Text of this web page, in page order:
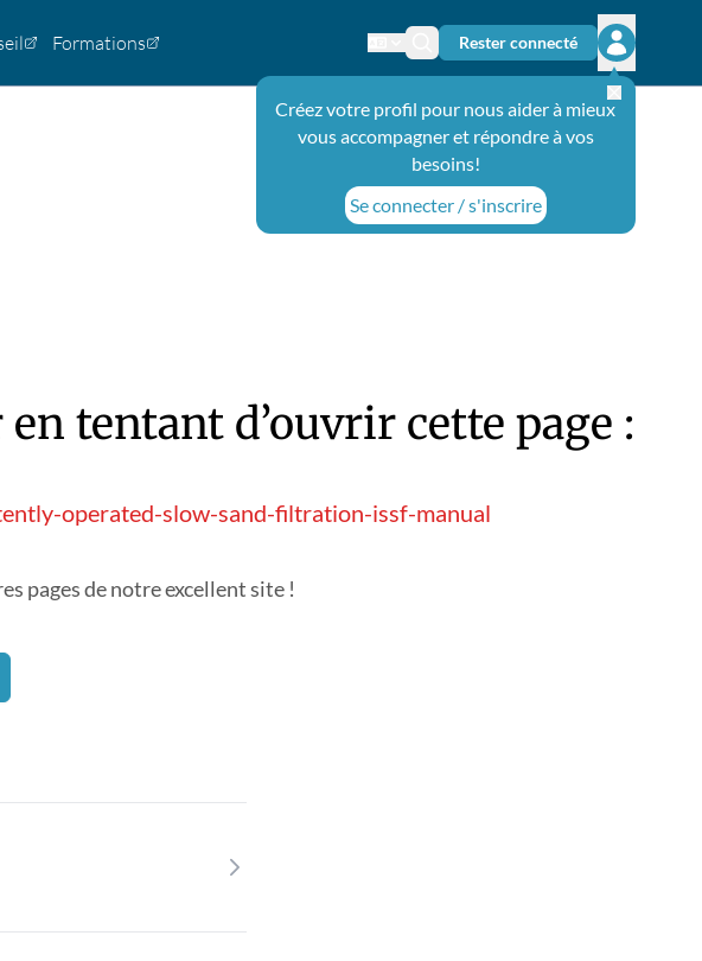
Formations Changer de langue
Icône de recherche
Rester connecté
Ouvrir le
Créez votre profil pour nous aider à mieux
vous accompagner et répondre à vos
besoins!
Se connecter / s'inscrire
tentant d’ouvrir cette page :
operated-slow-sand-filtration-issf-manual
pages de notre excellent site !